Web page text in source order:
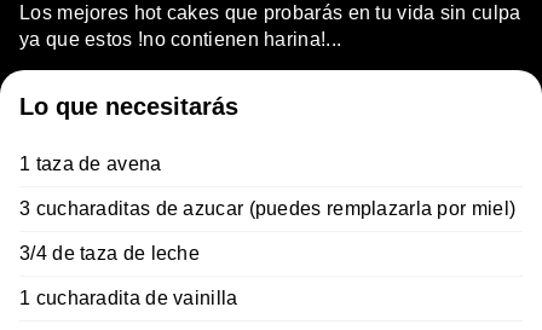
Los mejores hot cakes que probarás en tu vida sin culpa
ya que estos !no contienen harina!...
Lo que necesitarás
1 taza de avena
3 cucharaditas de azucar (puedes remplazarla por miel)
3/4 de taza de leche
1 cucharadita de vainilla